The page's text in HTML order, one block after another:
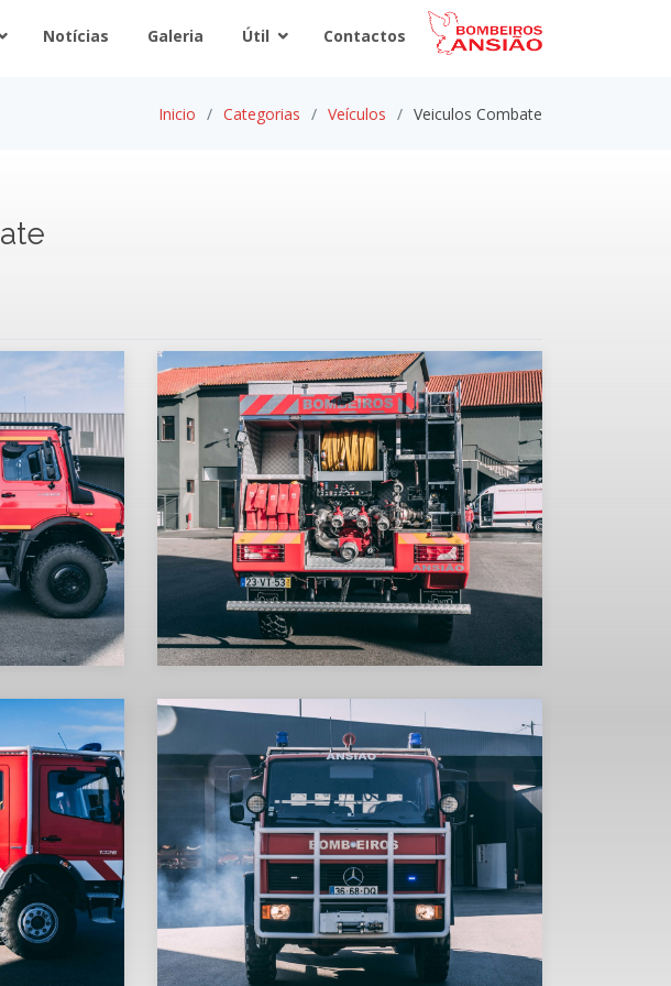
Notícias Galeria Útil Contactos
Inicio Categorias Veículos Veiculos Combate